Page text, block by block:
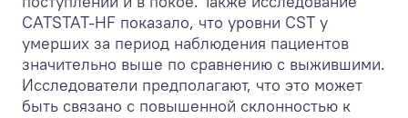
CATSTAT-HF показало, что уровни CST у
умерших за период наблюдения пациентов
значительно выше по сравнению с выжившими.
Исследователи предполагают, что это может
быть связано с повышенной склонностью к